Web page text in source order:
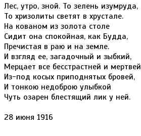
Лес, утро, зной. То зелень изумруда,
То хризолиты светят в хрустале.
На кованом из золота столе
Сидит она спокойная, как Будда,
Пречистая в раю и на земле.
И взгляд ее, загадочный и зыбкий,
Мерцает все бесстрастней и мертвей
Из-под косых приподнятых бровей,
И тонкою недоброю улыбкой
Чуть озарен блестящий лик у ней.
28 июня 1916